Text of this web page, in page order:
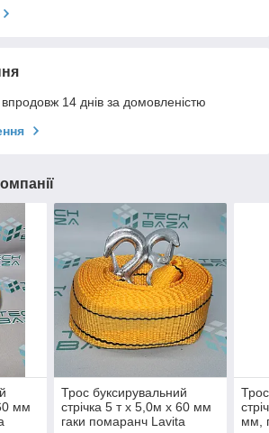
14 днів за домовленістю
мм
Трос буксирувальний
стрічка 5 т х 5,0м х 60 мм
гаки помаранч Lavita
мм,